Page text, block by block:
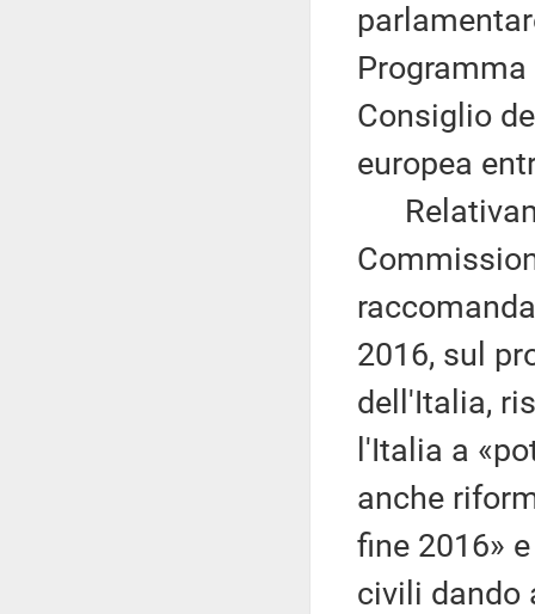
Consiglio
europea
2016, sul
dell'Italia,
l'Italia a
anche
fine 2016»
civili dando